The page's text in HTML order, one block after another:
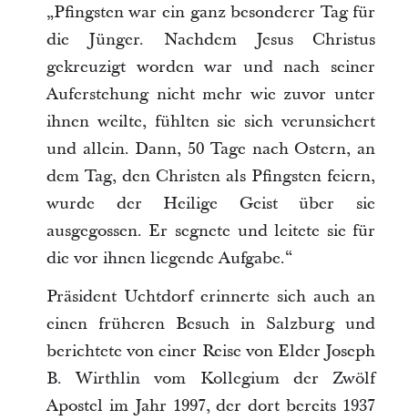
„Pfingsten war ein ganz besonderer Tag für
die Jünger. Nachdem Jesus Christus
gekreuzigt worden war und nach seiner
Auferstehung nicht mehr wie zuvor unter
ihnen weilte, fühlten sie sich verunsichert
und allein. Dann, 50 Tage nach Ostern, an
dem Tag, den Christen als Pfingsten feiern,
wurde der Heilige Geist über sie
ausgegossen. Er segnete und leitete sie für
die vor ihnen liegende Aufgabe.“
Präsident Uchtdorf erinnerte sich auch an
einen früheren Besuch in Salzburg und
berichtete von einer Reise von Elder Joseph
B. Wirthlin vom Kollegium der Zwölf
Apostel im Jahr 1997, der dort bereits 1937